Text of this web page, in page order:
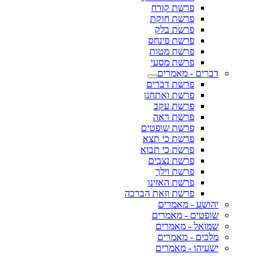
פרשת קורח
פרשת חוקת
פרשת בלק
פרשת פינחס
פרשת מטות
פרשת מסעי
דברים - מאמרים
פרשת דברים
פרשת ואתחנן
פרשת עקב
פרשת ראה
פרשת שופטים
פרשת כי תצא
פרשת כי תבוא
פרשת נצבים
פרשת וילך
פרשת האזינו
פרשת וזאת הברכה
יהושע - מאמרים
שופטים - מאמרים
שמואל - מאמרים
מלכים - מאמרים
ישעיהו - מאמרים